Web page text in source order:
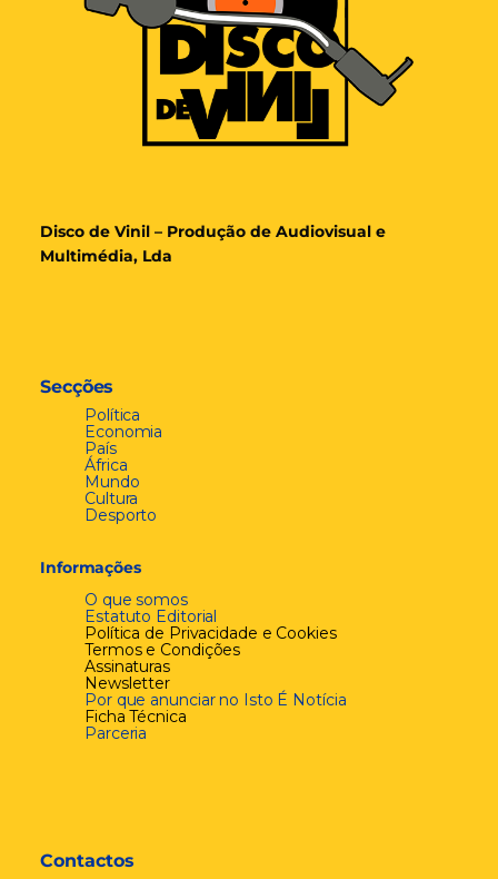
Disco de Vinil – Produção de Audiovisual e
Multimédia, Lda
Secções
Política
Economia
País
África
Mundo
Cultura
Desporto
Informações
O que somos
Estatuto Editorial
Política de Privacidade e Cookies
Termos e Condições
Assinaturas
Newsletter
Por que anunciar no Isto É Notícia
Ficha Técnica
Parceria
Contactos